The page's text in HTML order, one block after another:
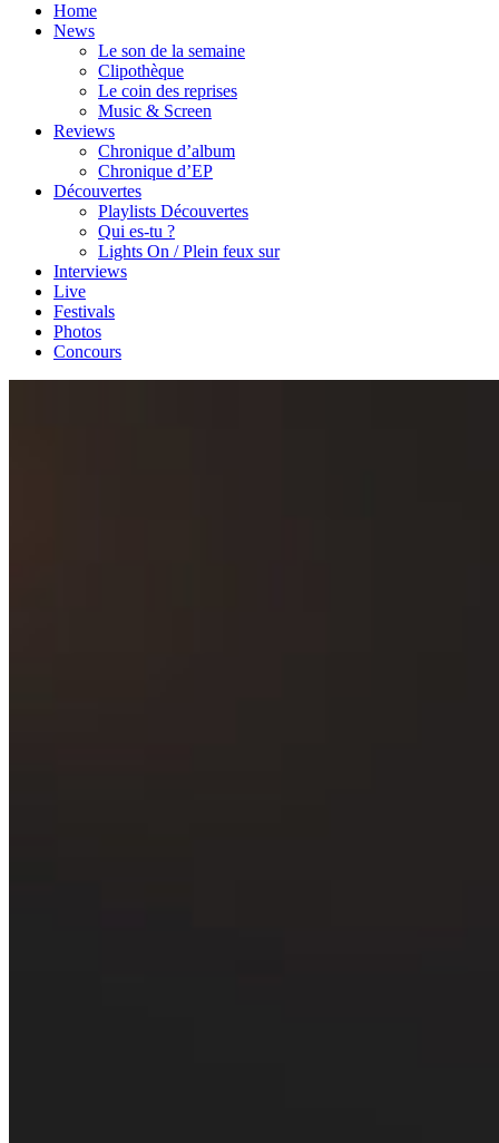
Home
News
Le son de la semaine
Clipothèque
Le coin des reprises
Music & Screen
Reviews
Chronique d’album
Chronique d’EP
Découvertes
Playlists Découvertes
Qui es-tu ?
Lights On / Plein feux sur
Interviews
Live
Festivals
Photos
Concours